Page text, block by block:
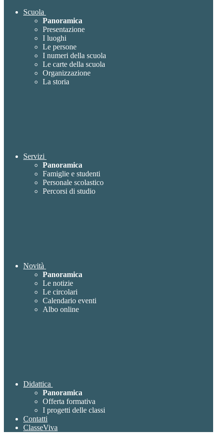
Scuola
Panoramica
Presentazione
I luoghi
Le persone
I numeri della scuola
Le carte della scuola
Organizzazione
La storia
Servizi
Panoramica
Famiglie e studenti
Personale scolastico
Percorsi di studio
Novità
Panoramica
Le notizie
Le circolari
Calendario eventi
Albo online
Didattica
Panoramica
Offerta formativa
I progetti delle classi
Contatti
ClasseViva